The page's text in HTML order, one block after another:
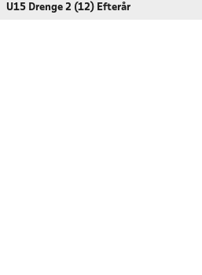
U15 Drenge 2 (12) Efterår